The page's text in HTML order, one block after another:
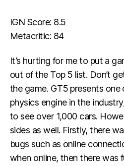
IGN Score: 8.5
Metacritic: 84
It’s hurting for me to put a
out of the Top 5 list. Don’t
the game. GT5 presents
physics engine in the
to see over 1,000 cars.
sides as well. Firstly, there
bugs such as online
when online, then there was